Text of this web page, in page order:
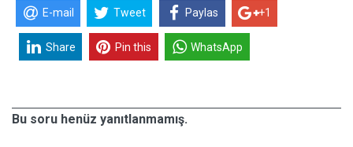
E-mail Tweet Paylas +1
Share Pin this WhatsApp
Bu soru henüz yanıtlanmamış.